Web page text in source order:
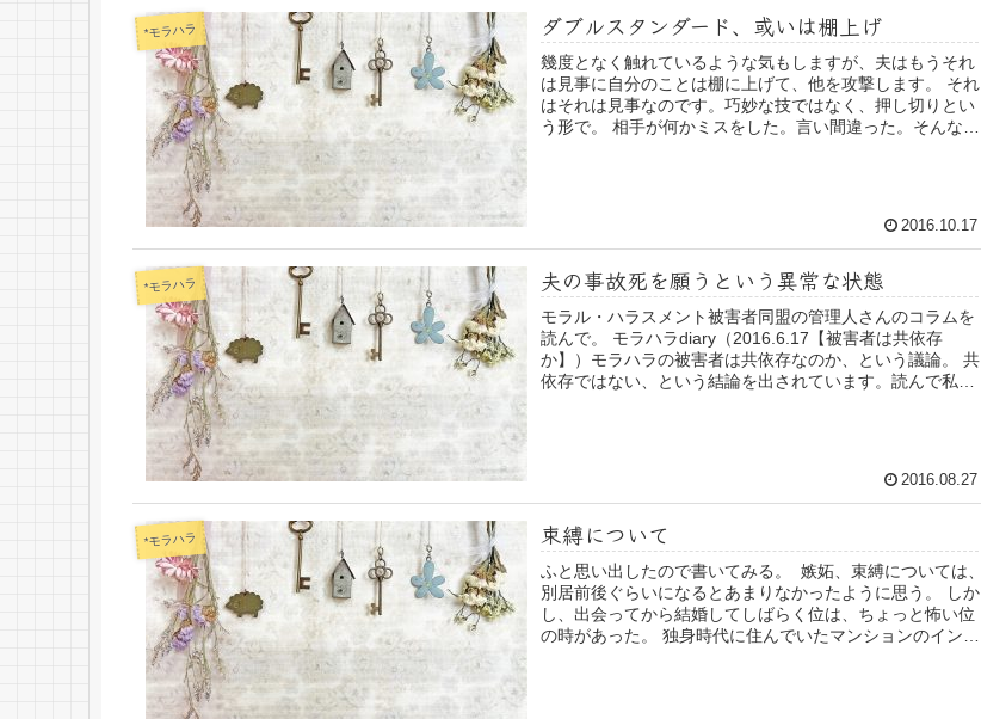
*モラハラ ダブルスタンダード、或いは棚上げ
幾度となく触れているような気もしますが、夫はもうそれ
は見事に自分のことは棚に上げて、他を攻撃します。 それ
はそれは見事なのです。巧妙な技ではなく、押し切りとい
う形で。 相手が何かミスをした。言い間違った。そんな
2016.10.17
*モラハラ 夫の事故死を願うという異常な状態
モラル・ハラスメント被害者同盟の管理人さんのコラムを
読んで。 モラハラdiary（2016.6.17【被害者は共依存
か】）モラハラの被害者は共依存なのか、という議論。 共
依存ではない、という結論を出されています。読んで私な
2016.08.27
*モラハラ 束縛について
ふと思い出したので書いてみる。 嫉妬、束縛については、
別居前後ぐらいになるとあまりなかったように思う。 しか
し、出会ってから結婚してしばらく位は、ちょっと怖い位
の時があった。 独身時代に住んでいたマンションのインタ